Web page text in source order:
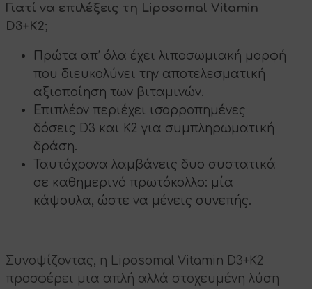
Γιατί να επιλέξεις τη Liposomal Vitamin
D3+K2;
Πρώτα απ’ όλα έχει λιποσωμιακή μορφή
που διευκολύνει την αποτελεσματική
αξιοποίηση των βιταμινών.
Επιπλέον περιέχει ισορροπημένες
δόσεις D3 και K2 για συμπληρωματική
δράση.
Ταυτόχρονα λαμβάνεις δυο συστατικά
σε καθημερινό πρωτόκολλο: μία
κάψουλα, ώστε να μένεις συνεπής.
Συνοψίζοντας, η Liposomal Vitamin D3+K2
προσφέρει μια απλή αλλά στοχευμένη λύση